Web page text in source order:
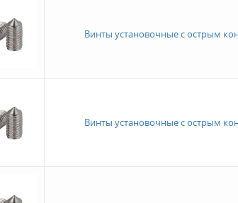
Винты установочные с острым
Винты установочные с острым